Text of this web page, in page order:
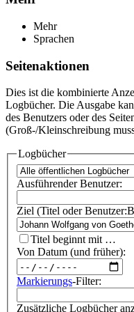
Mehr
Sprachen
Seitenaktionen
Dies ist die kombinierte
Logbücher. Die Ausgabe
des Benutzers oder des
(Groß-/Kleinschreibung
Logbücher
Ausführender Benutzer:
Ziel (Titel oder
Titel beginnt mit …
Von Datum (und früher):
Markierungs-Filter:
Zusätzliche Logbücher